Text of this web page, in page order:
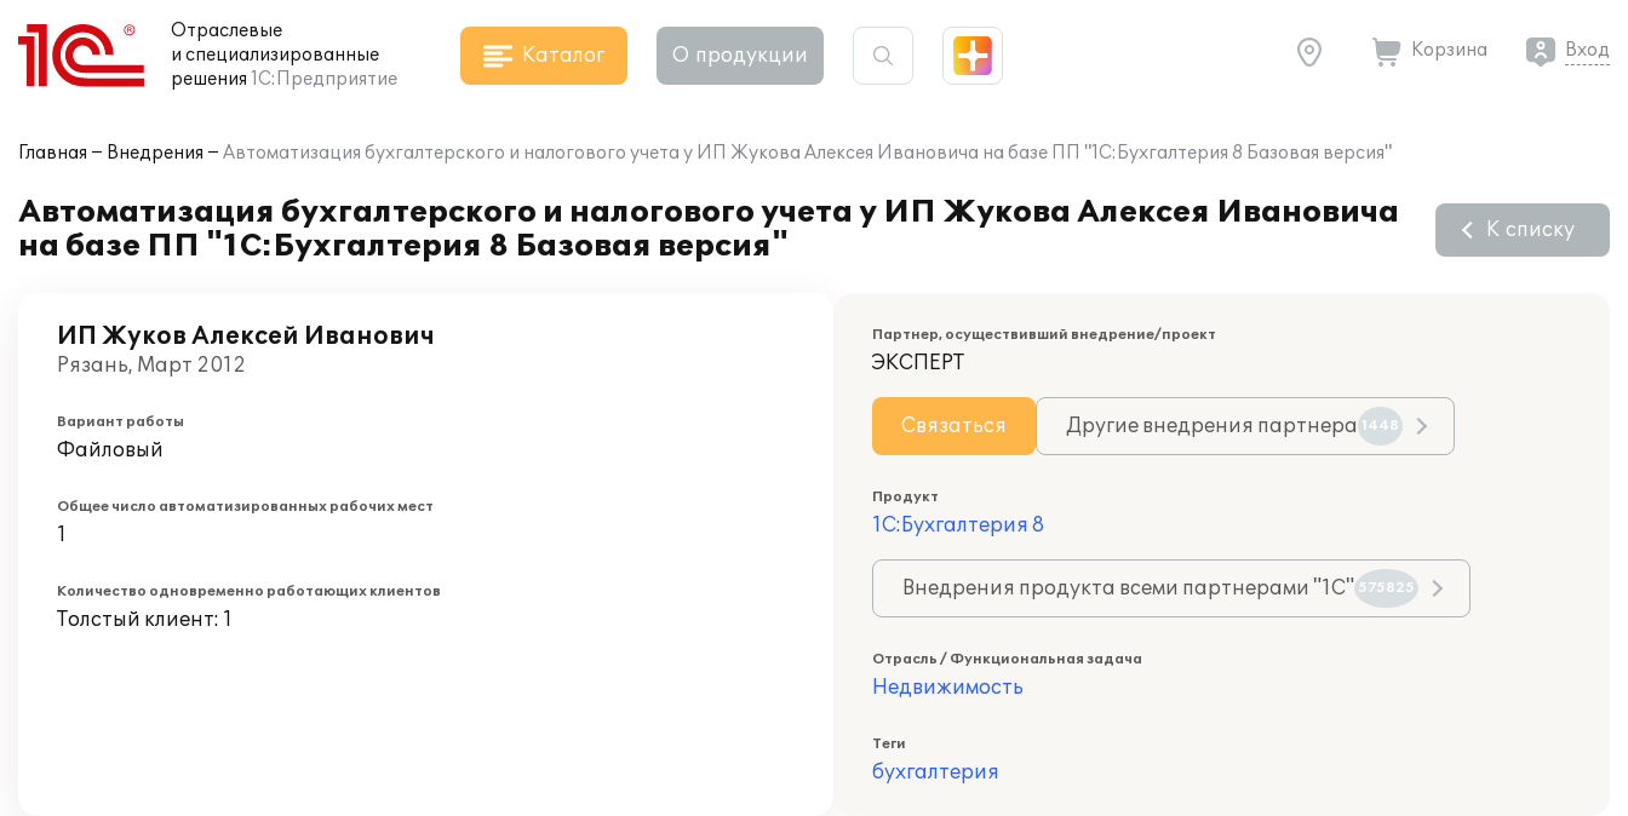
Отраслевые
и специализированные
решения 1С:Предприятие
Каталог О продукции Корзина Вход
Главная Внедрения Автоматизация бухгалтерского и налогового учета у ИП Жукова Алексея Ивановича на базе ПП "1С:Бухгалтерия 8 Базовая версия"
Автоматизация бухгалтерского и налогового учета у ИП Жукова Алексея Ивановича
на базе ПП "1С:Бухгалтерия 8 Базовая версия"
К списку
ИП Жуков Алексей Иванович
Рязань, Март 2012
Вариант работы
Файловый
Общее число автоматизированных рабочих мест
1
Количество одновременно работающих клиентов
Толстый клиент: 1
Партнер, осуществивший внедрение/проект
ЭКСПЕРТ
Связаться Другие внедрения партнера 1448
Продукт
1С:Бухгалтерия 8
Внедрения продукта всеми партнерами "1С" 575825
Отрасль / Функциональная задача
Недвижимость
Теги
бухгалтерия